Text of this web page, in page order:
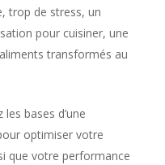
trop de stress, un
pour cuisiner, une
transformés au
bases d’une
optimiser votre
que votre performance